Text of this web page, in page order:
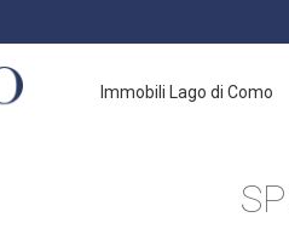
Immobili Lago di Como